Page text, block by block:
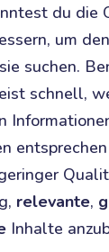
du die
um
suchen.
schnell,
relevante,
Inhalte